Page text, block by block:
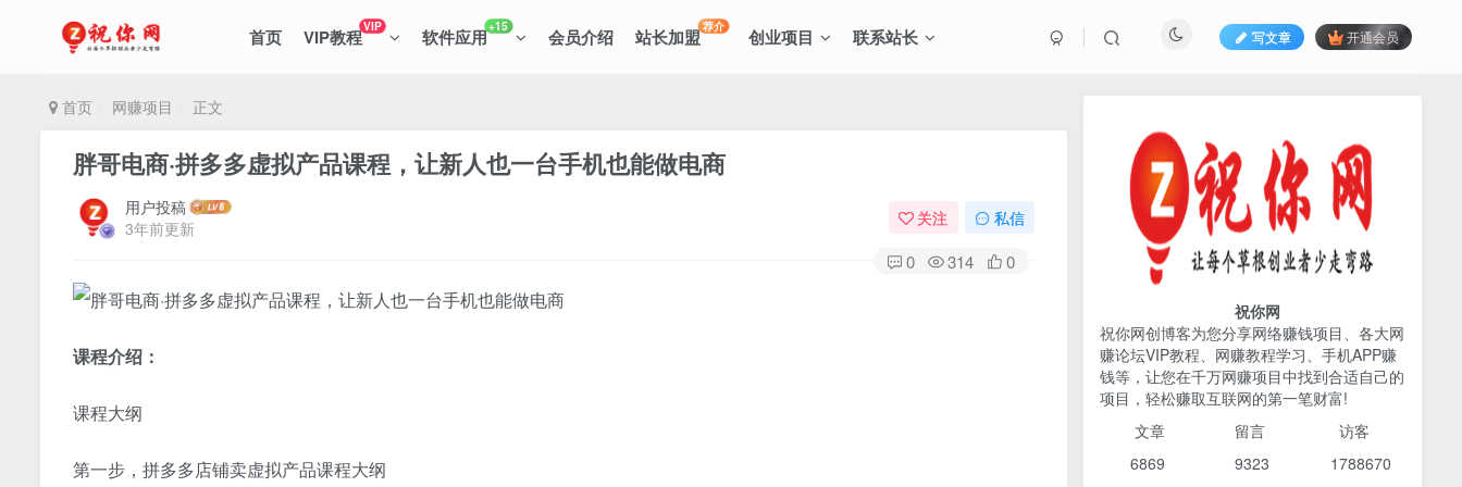
首页 VIP教程VIP 软件应用+15 会员介绍 站长加盟荐介 创业项目 联系站长 写文章 开通会员
首页 网赚项目 正文
胖哥电商·拼多多虚拟产品课程，让新人也一台手机也能做电商
用户投稿
3年前更新
关注 私信
0 314 0
课程介绍：
课程大纲
第一步，拼多多店铺卖虚拟产品课程大纲
425人已阅读
AI编程出海实战课：10分钟速建AI网站
+支付登陆对接，掌握出海全流程
TOP1
2026姜胡说流量&商业设
计，把流量转化为留量，设
计自己的商业模式
6个月前 425人已阅读
TOP2
货，以混剪为主，不需要真
祝你网
祝你网创博客为您分享网络赚钱项目、各大网
赚论坛VIP教程、网赚教程学习、手机APP赚
钱等，让您在千万网赚项目中找到合适自己的
项目，轻松赚取互联网的第一笔财富!
文章 留言 访客
6869 9323 1788670